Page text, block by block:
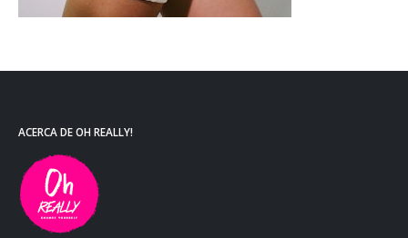
ACERCA DE OH REALLY!